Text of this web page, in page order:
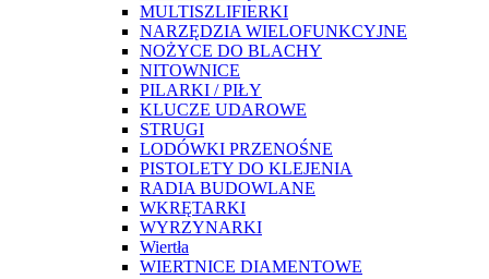
MULTISZLIFIERKI
NARZĘDZIA WIELOFUNKCYJNE
NOŻYCE DO BLACHY
NITOWNICE
PILARKI / PIŁY
KLUCZE UDAROWE
STRUGI
LODÓWKI PRZENOŚNE
PISTOLETY DO KLEJENIA
RADIA BUDOWLANE
WKRĘTARKI
WYRZYNARKI
Wiertła
WIERTNICE DIAMENTOWE